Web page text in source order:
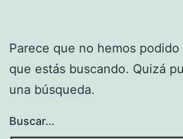
Parece que no hemos
que estás buscando. Quizá
una búsqueda.
Buscar...